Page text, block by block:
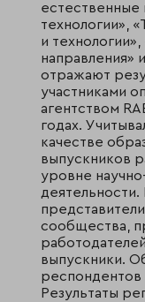
естественные
технологии»,
и
направления»
отражают
участниками
агентством
годах.
качестве
выпускников
уровне
деятельности.
сообщества,
выпускники.
респондентов
Результаты